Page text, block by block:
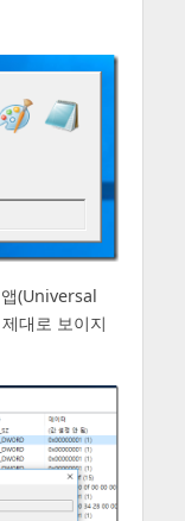
(Universal
대로 보이지